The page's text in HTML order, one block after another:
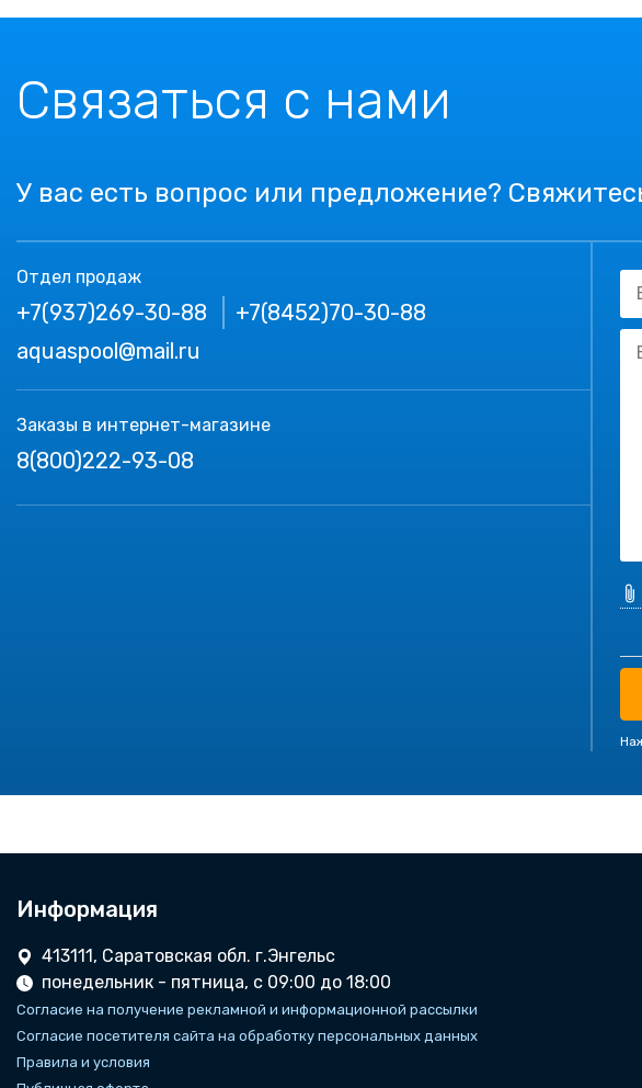
Связаться с нами
У вас есть вопрос или предложение?
Отдел продаж
+7(937)269-30-88
+7(8452)70-30-88
aquaspool@mail.ru
Заказы в интернет-магазине
8(800)222-93-08
Информация
413111, Саратовская обл. г.Энгельс
понедельник - пятница, с 09:00 до 18:00
Согласие на получение рекламной и информационной рассылки
Согласие посетителя сайта на обработку персональных данных
Правила и условия